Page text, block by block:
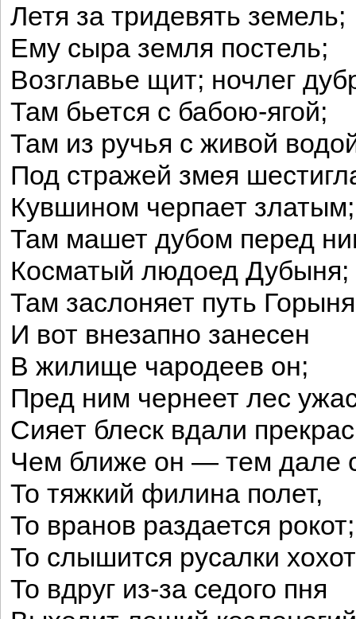
Летя за тридевять земель;
Ему сыра земля постель;
Возглавье щит; ночлег
Там бьется с бабою-ягой;
Там из ручья с живой
Под стражей змея
Кувшином черпает златым;
Там машет дубом перед
Косматый людоед Дубыня;
Там заслоняет путь
И вот внезапно занесен
В жилище чародеев он;
Пред ним чернеет лес
Сияет блеск вдали
Чем ближе он — тем дале
То тяжкий филина полет,
То вранов раздается рокот;
То слышится русалки
То вдруг из-за седого пня